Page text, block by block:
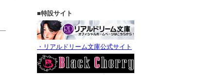
■特設サイト
・リアルドリーム文庫公式サイト